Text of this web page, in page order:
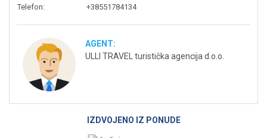
Telefon: +38551784134
AGENT:
ULLI TRAVEL turistička agencija d.o.o.
IZDVOJENO IZ PONUDE